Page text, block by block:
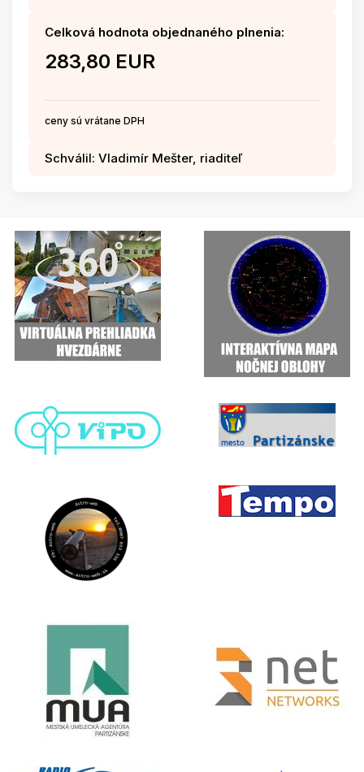
Celková hodnota objednaného plnenia:
283,80 EUR
ceny sú vrátane DPH
Schválil: Vladimír Mešter, riaditeľ